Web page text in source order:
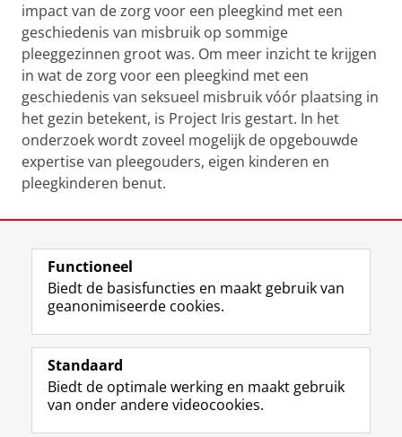
impact van de zorg voor een pleegkind met een
geschiedenis van misbruik op sommige
pleeggezinnen groot was. Om meer inzicht te krijgen
in wat de zorg voor een pleegkind met een
geschiedenis van seksueel misbruik vóór plaatsing in
het gezin betekent, is Project Iris gestart. In het
onderzoek wordt zoveel mogelijk de opgebouwde
expertise van pleegouders, eigen kinderen en
pleegkinderen benut.
View this page in:English
Volg de RUG
F
a
e
b
L
i
k
e
R
S
-
f
I
n
t
Y
o
T
Studiekiezers
Functioneel
Biedt de basisfuncties en maakt gebruik van
geanonimiseerde cookies.
Standaard
Biedt de optimale werking en maakt gebruik
van onder andere videocookies.